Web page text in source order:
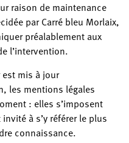
raison de maintenance
par Carré bleu Morlaix,
préalablement aux
l’intervention.
mis à jour
les mentions légales
: elles s’imposent
à s’y référer le plus
connaissance.